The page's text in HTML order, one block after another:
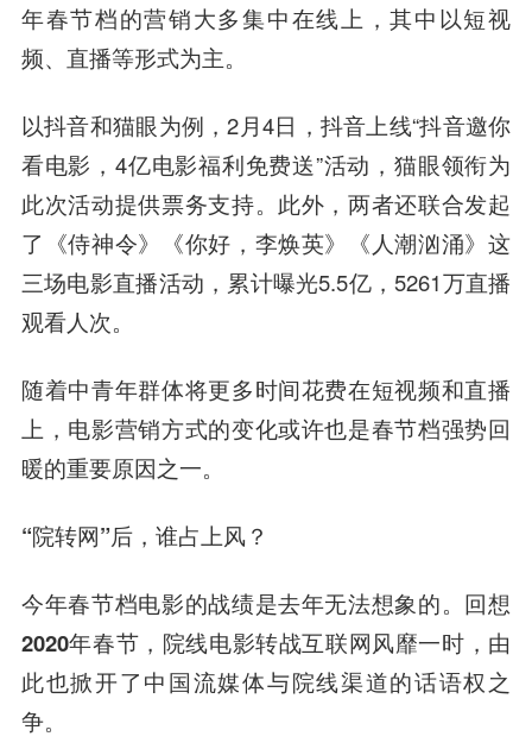
年春节档的营销大多集中在线上，其中以短视
频、直播等形式为主。
以抖音和猫眼为例，2月4日，抖音上线“抖音邀你
看电影，4亿电影福利免费送”活动，猫眼领衔为
此次活动提供票务支持。此外，两者还联合发起
了《侍神令》《你好，李焕英》《人潮汹涌》这
三场电影直播活动，累计曝光5.5亿，5261万直播
观看人次。
随着中青年群体将更多时间花费在短视频和直播
上，电影营销方式的变化或许也是春节档强势回
暖的重要原因之一。
“院转网”后，谁占上风？
今年春节档电影的战绩是去年无法想象的。回想
2020年春节，院线电影转战互联网风靡一时，由
此也掀开了中国流媒体与院线渠道的话语权之
争。